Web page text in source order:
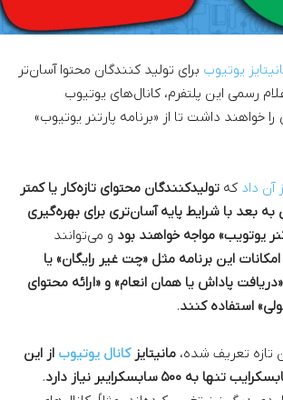
یوتیوب برای تولید کنندگان محتوا آسان‌تر
رسمی این پلتفرم، کانال‌های یوتیوب
خواهند داشت تا از «برنامه پارتنر یوتیوب»
آن داد که تولیدکنندگان محتوای تازه‌کار یا کمتر
بعد با شرایط پایه‌ آسان‌تری برای بهره‌گیری
یوتویب»‌ مواجه خواهند بود و می‌توانند
امکانات این برنامه مثل «چت غیر رایگان» یا
پاداش یا همان انعام» و «ارائه محتوای
استفاده کنند.
تازه تعریف شده، مانیتایزکانال یوتیوب از این
.